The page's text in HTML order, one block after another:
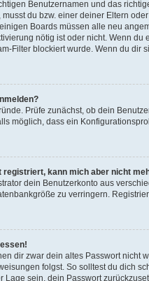
Benutzernamen und das
du bzw. einer deiner Eltern
Boards müssen alle neu
nötig ist oder nicht. Wenn
Filter blockiert wurde. Wenn du dir
Prüfe zunächst, ob dein
möglich, dass ein
registriert, kann mich aber nicht
dein Benutzerkonto aus
zu verringern.
dir zwar dein altes Passwort nicht
folgst. So solltest du dich
Lage sein, dein Passwort